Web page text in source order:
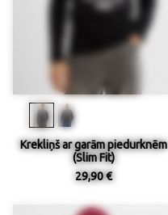
Krekliņš ar garām piedurknēm
(Slim Fit)
29,90 €